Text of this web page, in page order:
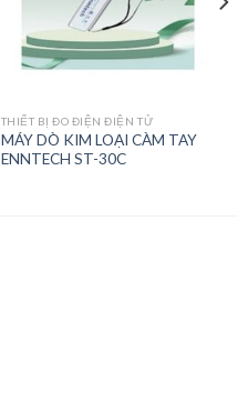
THIẾT BỊ ĐO ĐIỆN ĐIỆN TỬ
MÁY DÒ KIM LOẠI CÀM TAY
ENNTECH ST-30C